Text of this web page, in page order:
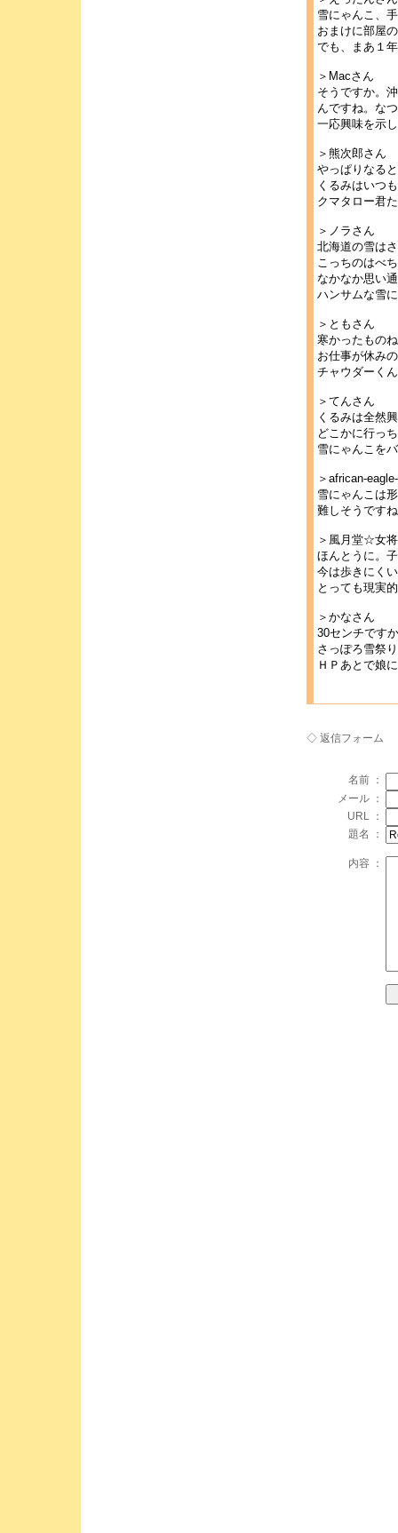
雪にゃんこ、
おまけに部屋
でも、まあ１
＞Macさん
そうですか。
んですね。な
一応興味を示
＞熊次郎さん
やっぱりなる
くるみはいつ
クマタロー君
＞ノラさん
北海道の雪は
こっちのはべ
なかなか思い
ハンサムな雪
＞ともさん
寒かったもの
お仕事が休み
チャウダーく
＞てんさん
くるみは全然
どこかに行っ
雪にゃんこを
＞african-
雪にゃんこは
難しそうです
＞風月堂☆女
ほんとうに。
今は歩きにく
とっても現実
＞かなさん
30センチです
さっぽろ雪祭
ＨＰあとで娘
◇ 返信フォーム
名前 ：
メール ：
URL ：
題名 ：
内容 ：